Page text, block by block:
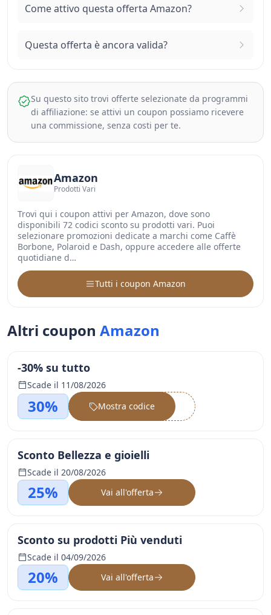
Come attivo questa offerta Amazon?
Questa offerta è ancora valida?
Su questo sito trovi offerte selezionate da programmi
di affiliazione: se attivi un coupon possiamo ricevere
una commissione, senza costi per te.
Amazon
Prodotti Vari
Trovi qui i coupon attivi per Amazon, dove sono
disponibili 72 codici sconto su prodotti vari. Puoi
selezionare promozioni dedicate a marchi come Caffè
Borbone, Polaroid e Dash, oppure accedere alle offerte
quotidiane d…
Tutti i coupon Amazon
Altri coupon Amazon
-30% su tutto
Scade il 11/08/2026
30% ••••••
Mostra codice
Sconto Bellezza e gioielli
Scade il 20/08/2026
25% Vai all'offerta
Sconto su prodotti Più venduti
Scade il 04/09/2026
20% Vai all'offerta